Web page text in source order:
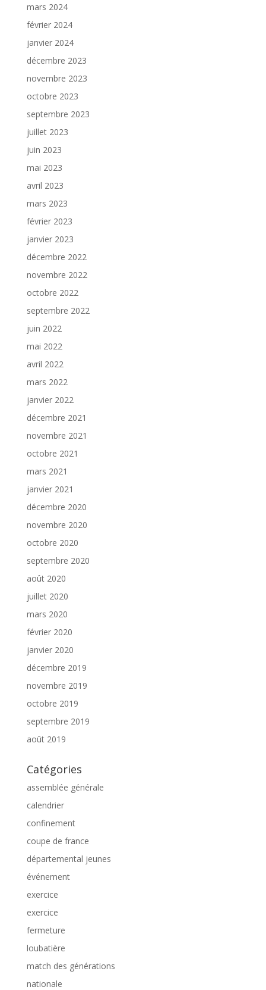
mars 2024
février 2024
janvier 2024
décembre 2023
novembre 2023
octobre 2023
septembre 2023
juillet 2023
juin 2023
mai 2023
avril 2023
mars 2023
février 2023
janvier 2023
décembre 2022
novembre 2022
octobre 2022
septembre 2022
juin 2022
mai 2022
avril 2022
mars 2022
janvier 2022
décembre 2021
novembre 2021
octobre 2021
mars 2021
janvier 2021
décembre 2020
novembre 2020
octobre 2020
septembre 2020
août 2020
juillet 2020
mars 2020
février 2020
janvier 2020
décembre 2019
novembre 2019
octobre 2019
septembre 2019
août 2019
Catégories
assemblée générale
calendrier
confinement
coupe de france
départemental jeunes
événement
exercice
exercice
fermeture
loubatière
match des générations
nationale